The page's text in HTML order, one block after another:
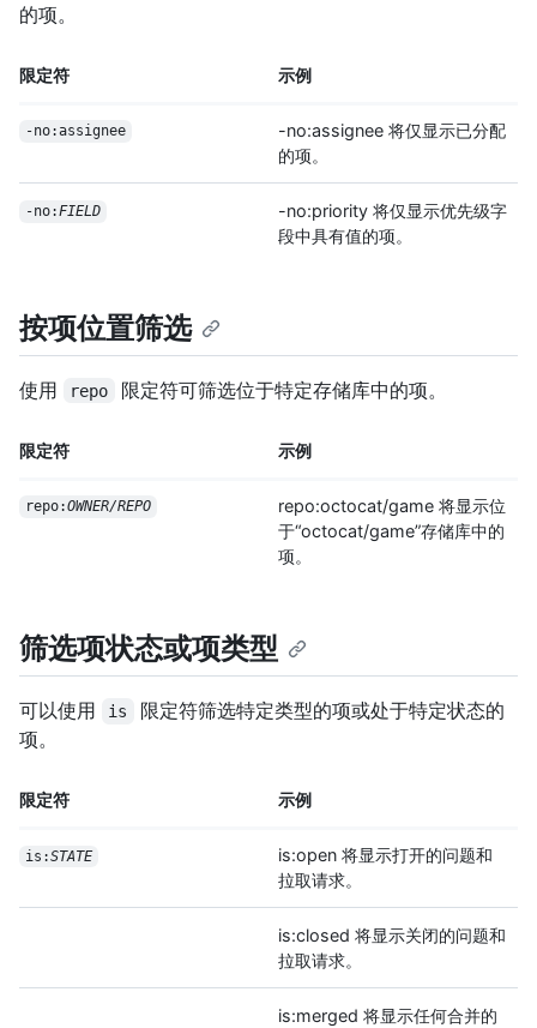
的项。
限定符 示例
-no:assignee
-no:assignee 将仅显示已分配
的项。
-no:FIELD
-no:priority 将仅显示优先级字
段中具有值的项。
按项位置筛选
使用 repo 限定符可筛选位于特定存储库中的项。
限定符 示例
repo:OWNER/REPO
repo:octocat/game 将显示位
于“octocat/game”存储库中的
项。
筛选项状态或项类型
可以使用 is
限定符筛选特定类型的项或处于特定状态的
项。
限定符 示例
is:STATE
is:open 将显示打开的问题和
拉取请求。
is:closed 将显示关闭的问题和
拉取请求。
is:merged 将显示任何合并的